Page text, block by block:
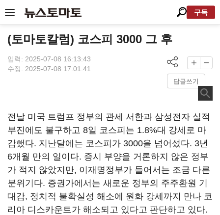
구독
(토마토칼럼) 코스피 3000 그 후
입력: 2025-07-08 16:13:43
수정: 2025-07-08 17:01:41
답글쓰기
전날 미국 트럼프 정부의 관세 서한과 삼성전자 실적
부진에도 불구하고 8일 코스피는 1.8%대 강세로 마
감했다. 지난달에는 코스피가 3000을 넘어섰다. 3년
6개월 만의 일이다. 증시 부양을 거론하지 않은 정부
가 적지 않았지만, 이재명정부가 들어서는 조금 다른
분위기다. 증권가에서는 새로운 정부의 주주환원 기
대감, 정치적 불확실성 해소에 원화 강세까지 만나 코
리아 디스카운트가 해소되고 있다고 판단하고 있다.